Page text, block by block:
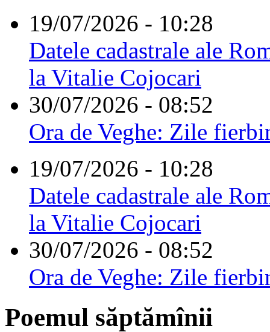
19/07/2026 - 10:28
Datele cadastrale ale
la Vitalie Cojocari
30/07/2026 - 08:52
Ora de Veghe: Zile
19/07/2026 - 10:28
Datele cadastrale ale
la Vitalie Cojocari
30/07/2026 - 08:52
Ora de Veghe: Zile
Poemul săptămînii